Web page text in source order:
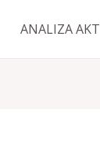
ANALIZA AKT